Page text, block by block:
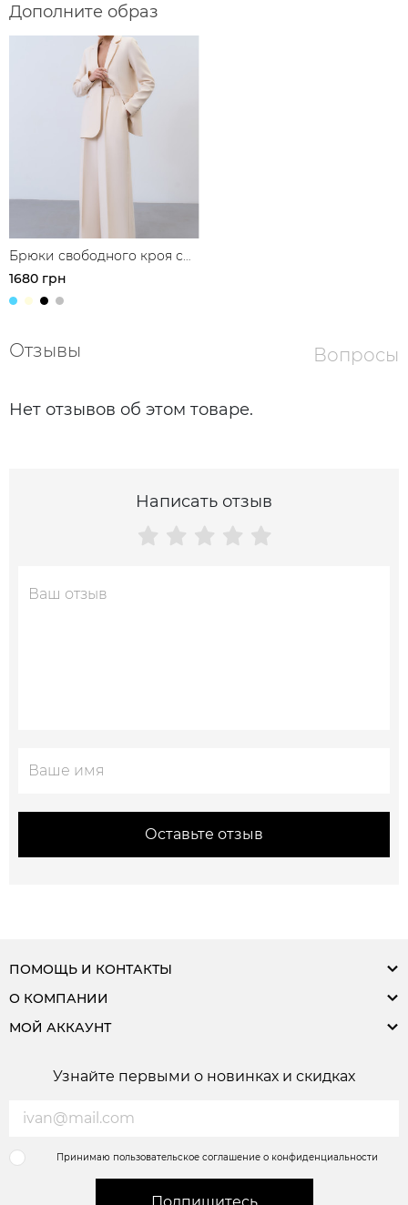
Дополните образ
Брюки свободного кроя с
защипами
1680 грн
Отзывы Вопросы
Нет отзывов об этом товаре.
Написать отзыв
Оставьте отзыв
ПОМОЩЬ И КОНТАКТЫ
О КОМПАНИИ
МОЙ АККАУНТ
Узнайте первыми о новинках и скидках
Принимаю пользовательское соглашение о конфиденциальности
Подпишитесь